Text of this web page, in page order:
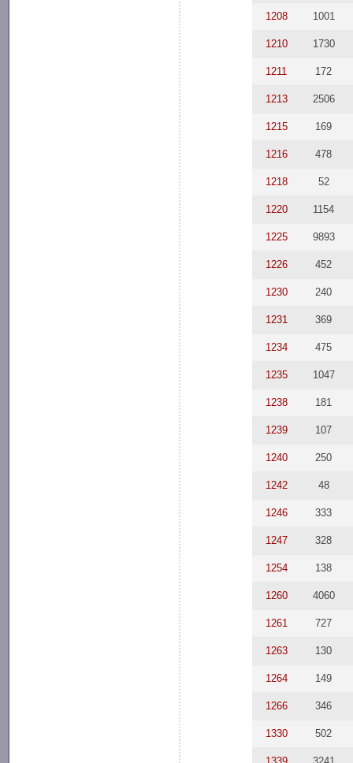
1208 1001
1210 1730
1211 172
1213 2506
1215 169
1216 478
1218 52
1220 1154
1225 9893
1226 452
1230 240
1231 369
1234 475
1235 1047
1238 181
1239 107
1240 250
1242 48
1246 333
1247 328
1254 138
1260 4060
1261 727
1263 130
1264 149
1266 346
1330 502